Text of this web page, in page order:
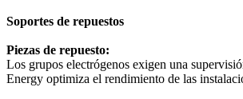
Soportes de repuestos
Piezas de repuesto:
Los grupos electrógenos exigen una
Energy optimiza el rendimiento de las